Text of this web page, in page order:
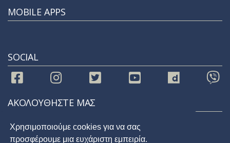
MOBILE APPS
SOCIAL
ΑΚΟΛΟΥΘΗΣΤΕ ΜΑΣ
Χρησιμοποιούμε cookies για να σας
προσφέρουμε μια ευχάριστη εμπειρία.